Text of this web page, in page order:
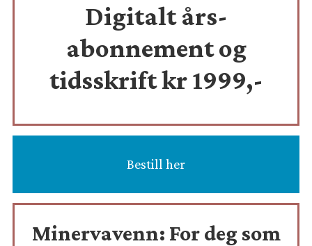
Digitalt års-
abonnement og
tidsskriftkr 1999,-
Bestill her
Minervavenn: For deg som